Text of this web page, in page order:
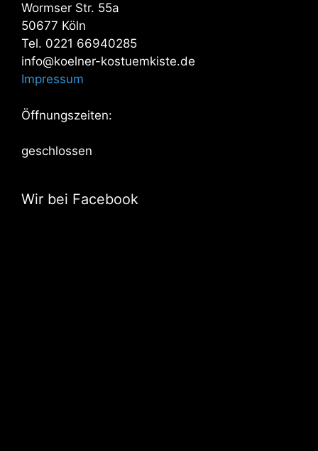
Wormser Str. 55a
50677 Köln
Tel. 0221 66940285
info@koelner-kostuemkiste.de
Impressum
Öffnungszeiten:
geschlossen
Wir bei Facebook